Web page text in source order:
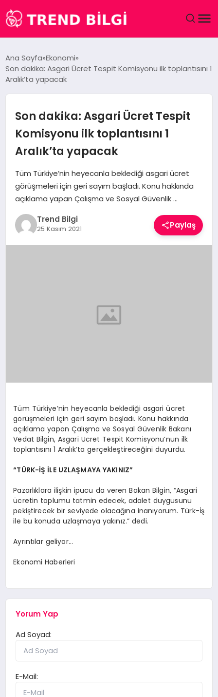
DÜNYA
MAGAZIN
SAĞLIK
SPOR
TEKNOLOJI
Ana Sayfa Ekonomi
Son dakika: Asgari Ücret Tespit Komisyonu ilk toplantısını 1
Aralık’ta yapacak
Son dakika: Asgari Ücret Tespit
Komisyonu ilk toplantısını 1
Aralık’ta yapacak
Tüm Türkiye’nin heyecanla beklediği asgari ücret
görüşmeleri için geri sayım başladı. Konu hakkında
açıklama yapan Çalışma ve Sosyal Güvenlik …
Trend Bilgi
25 Kasım 2021 Paylaş
Tüm Türkiye’nin heyecanla beklediği asgari ücret
görüşmeleri için geri sayım başladı. Konu hakkında
açıklama yapan Çalışma ve Sosyal Güvenlik Bakanı
Vedat Bilgin, Asgari Ücret Tespit Komisyonu’nun ilk
toplantısını 1 Aralık’ta gerçekleştireceğini duyurdu.
“TÜRK-İŞ İLE UZLAŞMAYA YAKINIZ”
Pazarlıklara ilişkin ipucu da veren Bakan Bilgin, “Asgari
ücretin toplumu tatmin edecek, adalet duygusunu
pekiştirecek bir seviyede olacağına inanıyorum. Türk-İş
ile bu konuda uzlaşmaya yakınız.” dedi.
Ayrıntılar geliyor…
Ekonomi Haberleri
Yorum Yap
Ad Soyad:
E-Mail: